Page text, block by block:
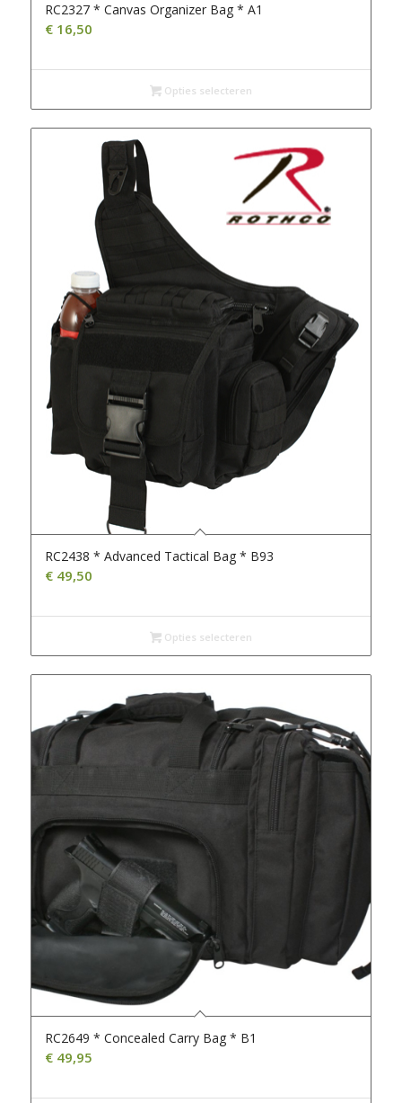
RC2327 * Canvas Organizer Bag * A1
€16,50
Opties selecteren
RC2438 * Advanced Tactical Bag * B93
€49,50
Opties selecteren
RC2649 * Concealed Carry Bag * B1
€49,95